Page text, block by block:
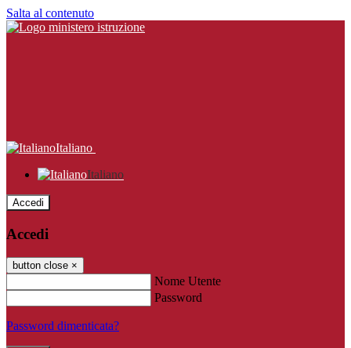
Salta al contenuto
Italiano
Italiano
Accedi
Accedi
button close ×
Nome Utente
Password
Password dimenticata?